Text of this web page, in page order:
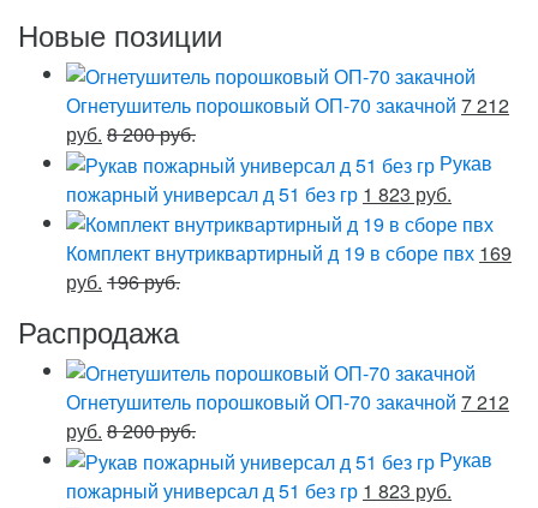
Новые позиции
Огнетушитель порошковый ОП-70 закачной 7 212
руб. 8 200 руб.
Рукав
пожарный универсал д 51 без гр 1 823 руб.
Комплект внутриквартирный д 19 в сборе пвх 169
руб. 196 руб.
Распродажа
Огнетушитель порошковый ОП-70 закачной 7 212
руб. 8 200 руб.
Рукав
пожарный универсал д 51 без гр 1 823 руб.